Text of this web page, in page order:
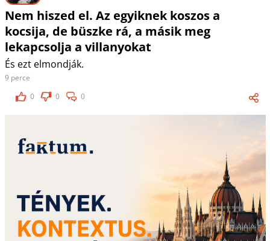
Nem hiszed el. Az egyiknek koszos a
kocsija, de büszke rá, a másik meg
lekapcsolja a villanyokat
És ezt elmondják.
9 perce
0
0 0